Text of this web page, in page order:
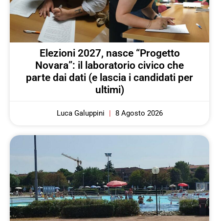
Elezioni 2027, nasce “Progetto
Novara”: il laboratorio civico che
parte dai dati (e lascia i candidati per
ultimi)
Luca Galuppini 8 Agosto 2026